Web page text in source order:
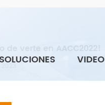
SOLUCIONES VIDEO
de verte en AACC2022!